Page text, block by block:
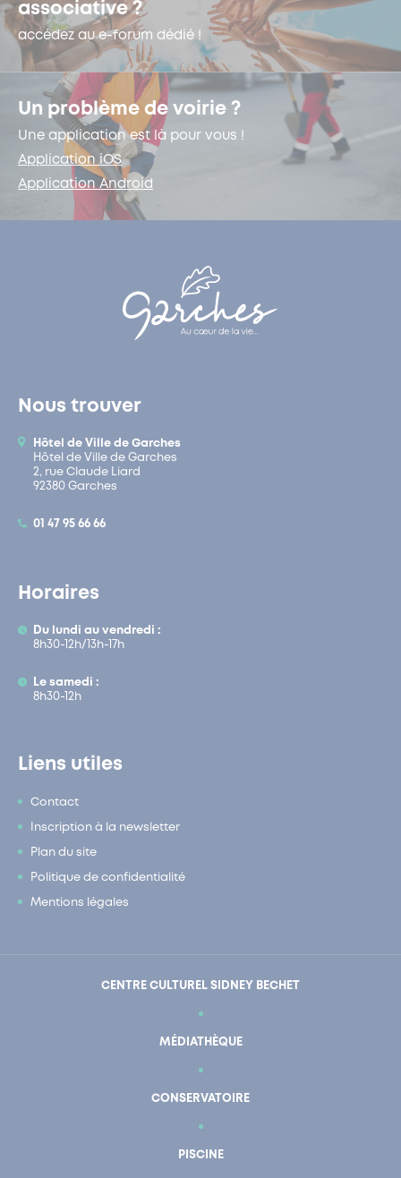
associative ?
accédez au e-forum dédié !
Un problème de voirie ?
Une application est là pour vous !
Application iOS
Application Android
Nous trouver
Hôtel de Ville de Garches
Hôtel de Ville de Garches
2, rue Claude Liard
92380 Garches
01 47 95 66 66
Horaires
Du lundi au vendredi :
8h30-12h/13h-17h
Le samedi :
8h30-12h
Liens utiles
Contact
Inscription à la newsletter
Plan du site
Politique de confidentialité
Mentions légales
CENTRE CULTUREL SIDNEY BECHET
MÉDIATHÈQUE
CONSERVATOIRE
PISCINE